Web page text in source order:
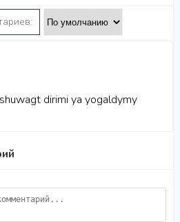
dirimi ya yogaldymy